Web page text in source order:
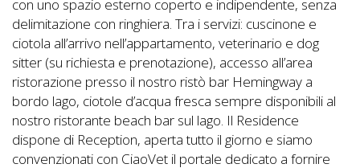
con
Noi
Inserisci
Attività
con uno spazio esterno coperto e indipendente, senza
delimitazione con ringhiera. Tra i servizi: cuscinone e
ciotola all’arrivo nell’appartamento, veterinario e dog
sitter (su richiesta e prenotazione), accesso all’area
ristorazione presso il nostro ristò bar Hemingway a
bordo lago, ciotole d’acqua fresca sempre disponibili al
nostro ristorante beach bar sul lago. Il Residence
dispone di Reception, aperta tutto il giorno e siamo
convenzionati con CiaoVet il portale dedicato a fornire